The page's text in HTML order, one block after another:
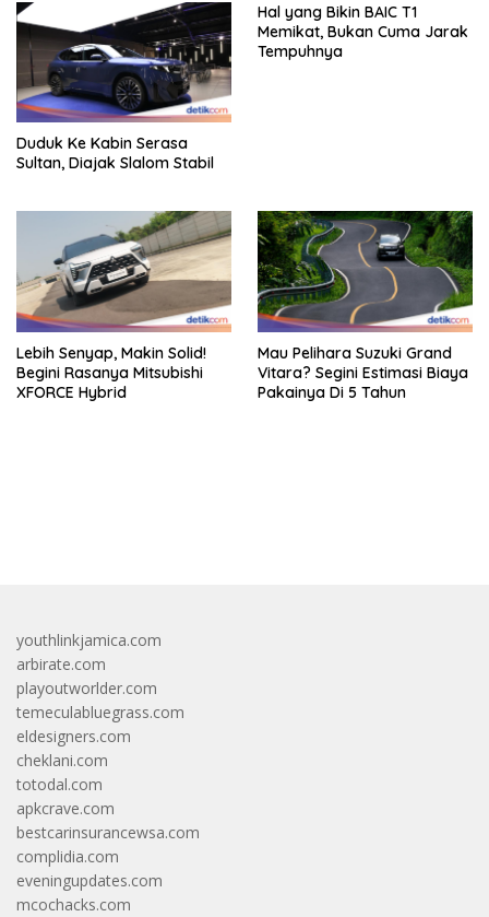
Duduk Ke Kabin Serasa
Sultan, Diajak Slalom Stabil
Hal yang Bikin BAIC T1
Memikat, Bukan Cuma Jarak
Tempuhnya
Lebih Senyap, Makin Solid!
Begini Rasanya Mitsubishi
XFORCE Hybrid
Mau Pelihara Suzuki Grand
Vitara? Segini Estimasi Biaya
Pakainya Di 5 Tahun
youthlinkjamica.com
arbirate.com
playoutworlder.com
temeculabluegrass.com
eldesigners.com
cheklani.com
totodal.com
apkcrave.com
bestcarinsurancewsa.com
complidia.com
eveningupdates.com
mcochacks.com